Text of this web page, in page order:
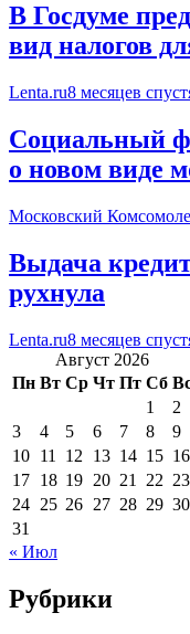
В Госдуме
вид налогов
Lenta.ru8 месяцев
Социальный
о новом виде
Московский
Выдача
рухнула
Lenta.ru8 месяцев
Август 2026
Пн Вт Ср Чт Пт Сб
1
2
3
4 5 6 7 8
9
10 11 12 13 14 15 16
17 18 19 20 21 22 23
24 25 26 27 28 29 30
31
« Июл
Рубрики